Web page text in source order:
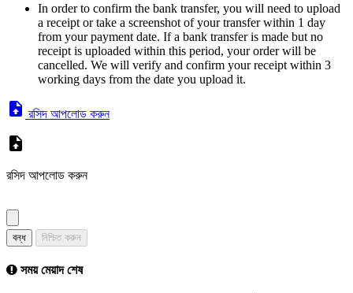
In order to confirm the bank transfer, you will need to upload
a receipt or take a screenshot of your transfer within 1 day
from your payment date. If a bank transfer is made but no
receipt is uploaded within this period, your order will be
cancelled. We will verify and confirm your receipt within 3
working days from the date you upload it.
রসিদ আপলোড করুন
রসিদ আপলোড করুন
বন্ধ নিশ্চিত করুন
সময় মেয়াদ শেষ